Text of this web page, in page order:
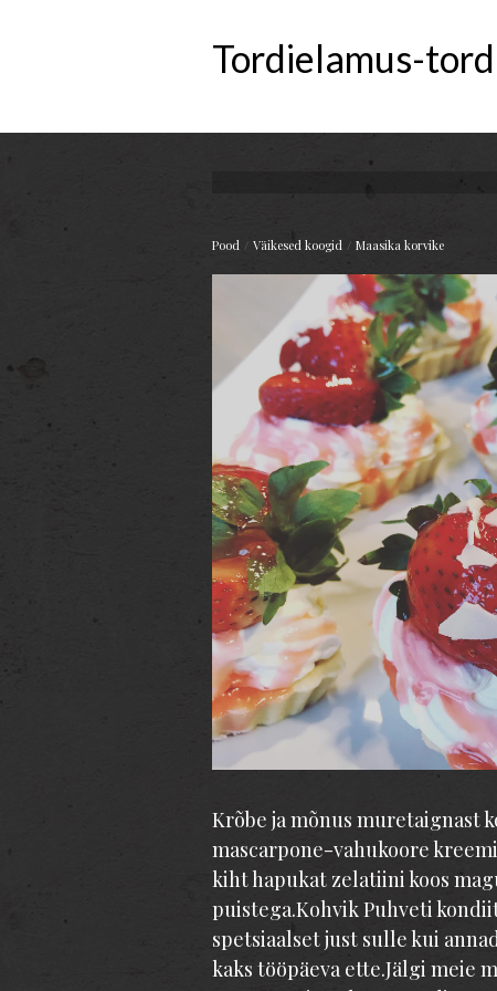
Tordielamus-
Pood / Väikesed koogid / Maasika korvike
Krõbe ja mõnus muretaignast
mascarpone-vahukoore
kiht hapukat zelatiini koos
puistega.Kohvik Puhveti
spetsiaalset just sulle kui
kaks tööpäeva ette.Jälgi meie